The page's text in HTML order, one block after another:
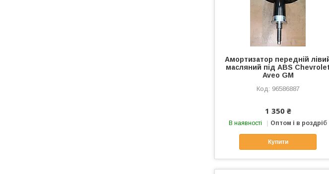
Амортизатор передній
масляний під ABS Chevrolet
Aveo GM
96586887
1 350 ₴
В наявності Оптом і в роздріб
Купити